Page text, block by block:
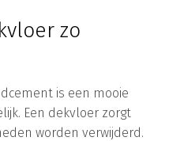
zo
is een mooie
Een dekvloer zorgt
worden verwijderd.